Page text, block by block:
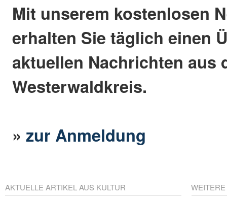
Mit unserem kostenlosen
erhalten Sie täglich einen
aktuellen Nachrichten aus
Westerwaldkreis.
»zur Anmeldung
AKTUELLE ARTIKEL AUS KULTUR